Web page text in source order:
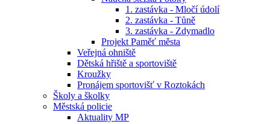
1. zastávka - Mločí údolí
2. zastávka - Tůně
3. zastávka - Zdymadlo
Projekt Paměť města
Veřejná ohniště
Dětská hřiště a sportoviště
Kroužky
Pronájem sportovišť v Roztokách
Školy a školky
Městská policie
Aktuality MP